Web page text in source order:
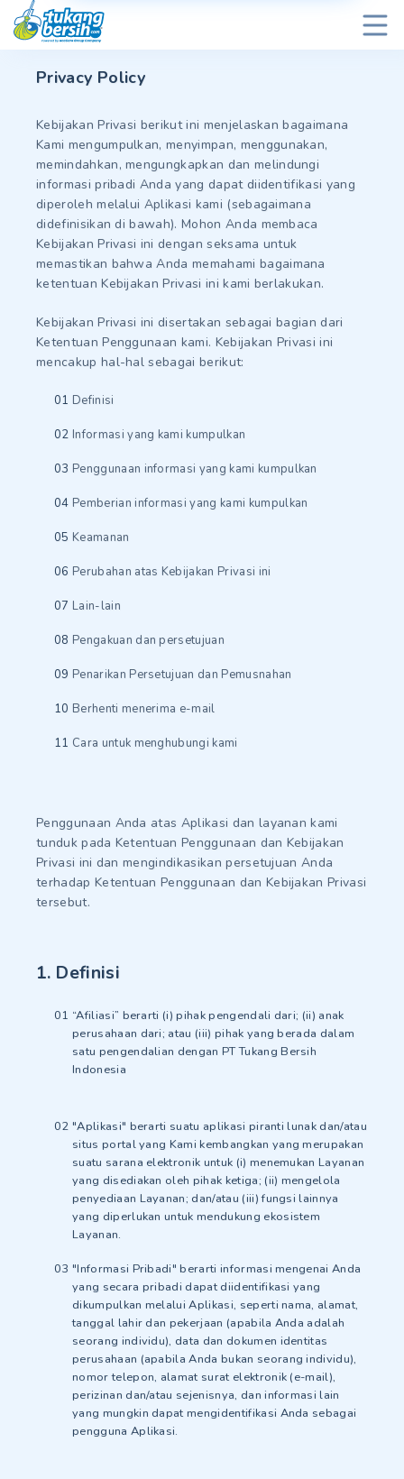
Privacy Policy
Kebijakan Privasi berikut ini menjelaskan bagaimana
Kami mengumpulkan, menyimpan, menggunakan,
memindahkan, mengungkapkan dan melindungi
informasi pribadi Anda yang dapat diidentifikasi yang
diperoleh melalui Aplikasi kami (sebagaimana
didefinisikan di bawah). Mohon Anda membaca
Kebijakan Privasi ini dengan seksama untuk
memastikan bahwa Anda memahami bagaimana
ketentuan Kebijakan Privasi ini kami berlakukan.
Kebijakan Privasi ini disertakan sebagai bagian dari
Ketentuan Penggunaan kami. Kebijakan Privasi ini
mencakup hal-hal sebagai berikut:
Definisi
Informasi yang kami kumpulkan
Penggunaan informasi yang kami kumpulkan
Pemberian informasi yang kami kumpulkan
Keamanan
Perubahan atas Kebijakan Privasi ini
Lain-lain
Pengakuan dan persetujuan
Penarikan Persetujuan dan Pemusnahan
Berhenti menerima e-mail
Cara untuk menghubungi kami
Penggunaan Anda atas Aplikasi dan layanan kami
tunduk pada Ketentuan Penggunaan dan Kebijakan
Privasi ini dan mengindikasikan persetujuan Anda
terhadap Ketentuan Penggunaan dan Kebijakan Privasi
tersebut.
1. Definisi
“Afiliasi” berarti (i) pihak pengendali dari; (ii) anak
perusahaan dari; atau (iii) pihak yang berada dalam
satu pengendalian dengan PT Tukang Bersih
Indonesia
"Aplikasi" berarti suatu aplikasi piranti lunak dan/atau
situs portal yang Kami kembangkan yang merupakan
suatu sarana elektronik untuk (i) menemukan Layanan
yang disediakan oleh pihak ketiga; (ii) mengelola
penyediaan Layanan; dan/atau (iii) fungsi lainnya
yang diperlukan untuk mendukung ekosistem
Layanan.
"Informasi Pribadi" berarti informasi mengenai Anda
yang secara pribadi dapat diidentifikasi yang
dikumpulkan melalui Aplikasi, seperti nama, alamat,
tanggal lahir dan pekerjaan (apabila Anda adalah
seorang individu), data dan dokumen identitas
perusahaan (apabila Anda bukan seorang individu),
nomor telepon, alamat surat elektronik (e-mail),
perizinan dan/atau sejenisnya, dan informasi lain
yang mungkin dapat mengidentifikasi Anda sebagai
pengguna Aplikasi.